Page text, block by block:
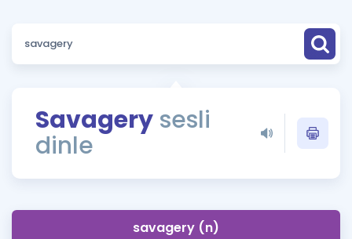
Sözlük
Rehberlik Aracı
ÖSYM Sınav Takvimi
Hakkımızda
Savagery sesli
dinle
savagery (n)